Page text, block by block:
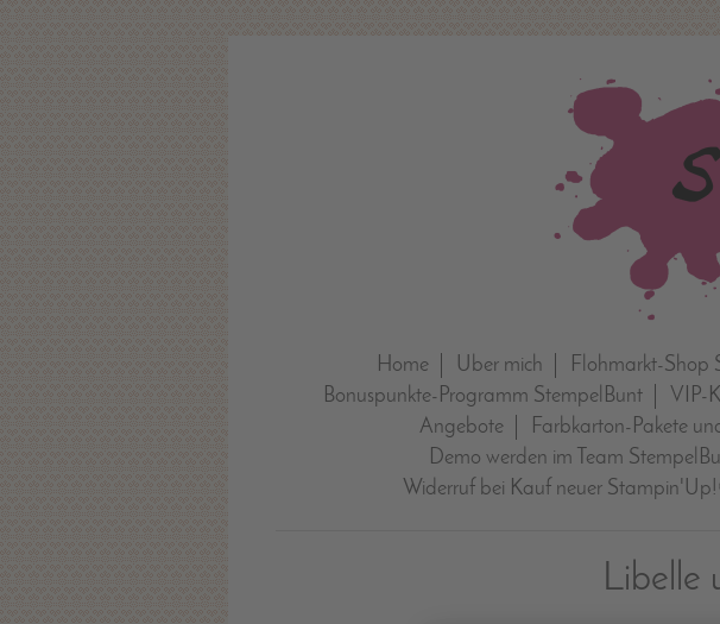
Home Über mich Flohmarkt-Shop
Bonuspunkte-Programm StempelBunt
VIP-
Angebote
Farbkarton-Pakete
Demo werden im Team
Widerruf bei Kauf neuer
Libelle